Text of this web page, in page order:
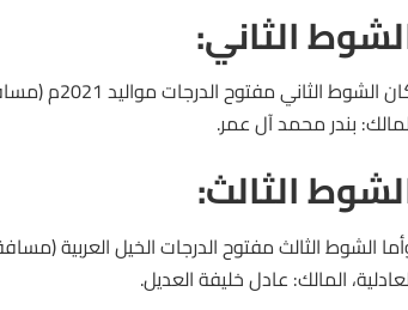
الثاني:
بندر محمد آل عمر.
الثالث:
الشوط الثالث مفتوح الدرجاتالخيل
المالك: عادل خليفة العديل.